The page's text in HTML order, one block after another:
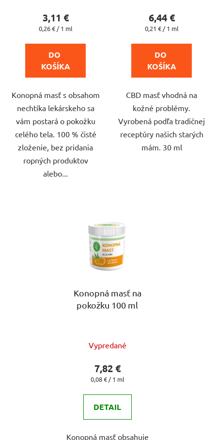
je
z
5
hviezdičiek.
3,11 €
Jednotková
0,26 € / 1 ml
DO
KOŠÍKA
Konopná masť s obsahom
nechtíka lekárskeho sa
vám postará o pokožku
celého tela. 100 % čisté
zloženie, bez pridania
ropných produktov
alebo...
je
z
5
hviezdičiek.
6,44 €
Jednotková
0,21 € / 1 ml
DO
KOŠÍKA
CBD masť vhodná na
kožné problémy.
Vyrobená podľa tradičnej
receptúry našich starých
mám. 30 ml
Konopná masť na
pokožku 100 ml
hodnotenie
produktu
je
z
Vypredané
7,82 €
Jednotková
0,08 € / 1 ml
DETAIL
Konopná masť obsahuje